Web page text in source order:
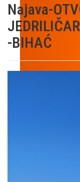
Najava-
-BIHAĆ